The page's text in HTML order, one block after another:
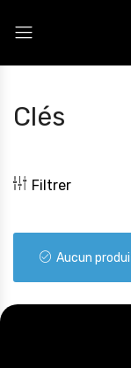
Clés
Filtrer
Aucun